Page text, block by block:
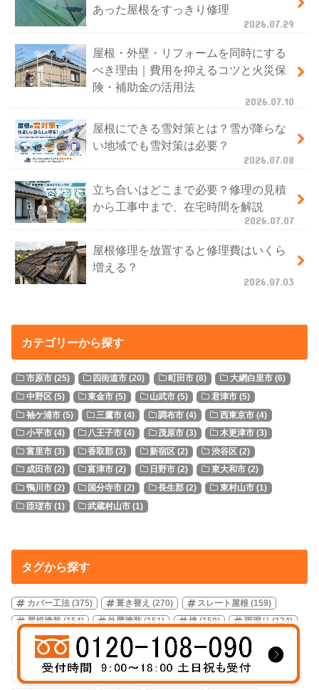
あった屋根をすっきり修理
2026.07.29
屋根・外壁・リフォームを同時にする
べき理由｜費用を抑えるコツと火災保
険・補助金の活用法
2026.07.10
屋根にできる雪対策とは？雪が降らな
い地域でも雪対策は必要？
2026.07.08
立ち合いはどこまで必要？修理の見積
から工事中まで、在宅時間を解説
2026.07.07
屋根修理を放置すると修理費はいくら
増える？
2026.07.03
カテゴリーから探す
市原市(25) 四街道市 (20) 町田市 (8) 大網白里市(6)
中野区(5) 東金市 (5) 山武市 (5) 君津市(5)
袖ケ浦市(5) 三鷹市 (4) 調布市 (4) 西東京市(4)
小平市(4) 八王子市 (4) 茂原市 (3) 木更津市(3)
富里市(3) 香取郡 (3) 新宿区 (2) 渋谷区(2)
成田市(2) 富津市 (2) 日野市 (2) 東大和市(2)
鴨川市(2) 国分寺市 (2) 長生郡 (2) 東村山市(1)
匝瑳市(1) 武蔵村山市 (1)
タグから探す
カバー工法(375) 葺き替え (270) スレート屋根 (159)
屋根塗装(154) 外壁塗装 (151) 棟 (150) 雨漏り (124)
瓦(107) ベランダ(40) 屋根修理 (33) 葺き直し
サイディング(20) 火災保険 (18) 応急処置(17)
パミール (16) (10) 業者選び